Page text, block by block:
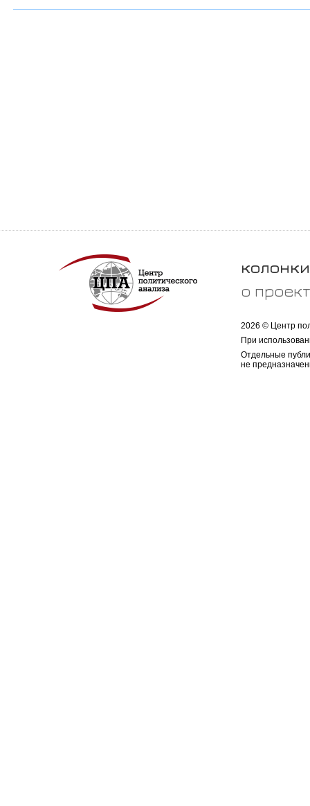
колонки
о
2026 © Центр
При
Отдельные
не